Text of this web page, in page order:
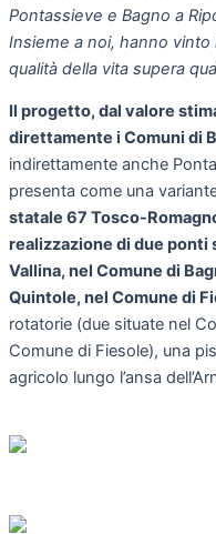
Pontassieve e Bagno a
Insieme a noi, hanno vinto
qualità della vita supera
Il progetto, dal valore
direttamente i Comuni di
indirettamente anche
presenta come una
statale 67 Tosco-
realizzazione di due ponti
Vallina, nel Comune di
Quintole, nel Comune di
rotatorie (due situate nel
Comune di Fiesole), una
agricolo lungo l’ansa